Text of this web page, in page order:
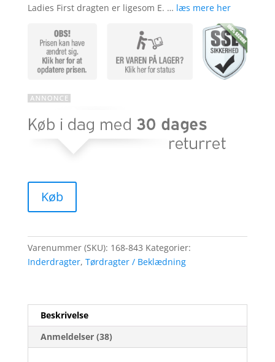
Ladies First dragten er ligesom E. … læs mere her
Køb
Varenummer (SKU): 168-843 Kategorier:
Inderdragter, Tørdragter / Beklædning
Beskrivelse
Anmeldelser (38)